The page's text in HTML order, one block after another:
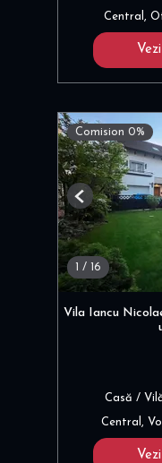
Central,
Comision 0%
1 / 16
Previous
Vila Iancu
Casă /
Central,